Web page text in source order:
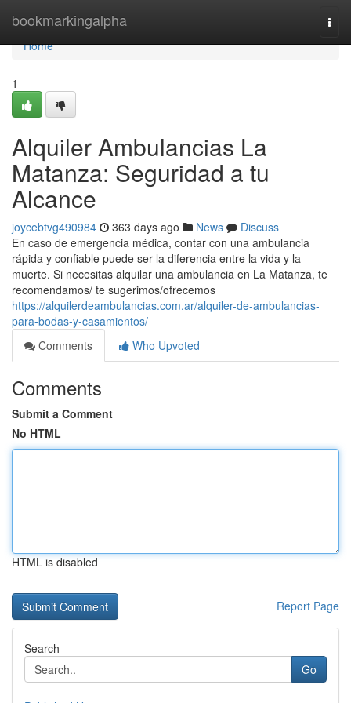
bookmarkingalpha
Home
Home
1
Alquiler Ambulancias La
Matanza: Seguridad a tu
Alcance
joycebtvg490984 363 days ago News
Discuss
En caso de emergencia médica, contar con una ambulancia
rápida y confiable puede ser la diferencia entre la vida y la
muerte. Si necesitas alquilar una ambulancia en La Matanza, te
recomendamos/ te sugerimos/ofrecemos
https://alquilerdeambulancias.com.ar/alquiler-de-ambulancias-
para-bodas-y-casamientos/
Comments
Who Upvoted
Comments
Submit a Comment
No HTML
HTML is disabled
Report Page
Search
Go